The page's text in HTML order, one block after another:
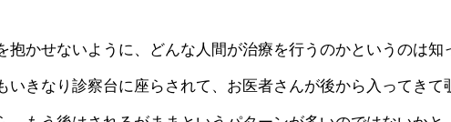
かせないように、どんな人間が治療を行うのかというのは知
いきなり診察台に座らされて、お医者さんが後から入ってきて